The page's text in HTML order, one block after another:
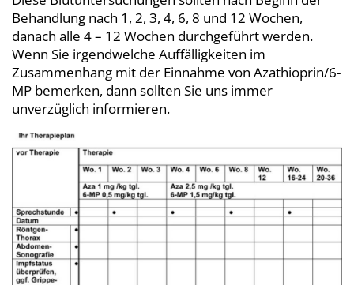
Behandlung nach 1, 2, 3, 4, 6, 8 und 12 Wochen,
danach alle 4 – 12 Wochen durchgeführt werden.
Wenn Sie irgendwelche Auffälligkeiten im
Zusammenhang mit der Einnahme von Azathioprin/6-
MP bemerken, dann sollten Sie uns immer
unverzüglich informieren.